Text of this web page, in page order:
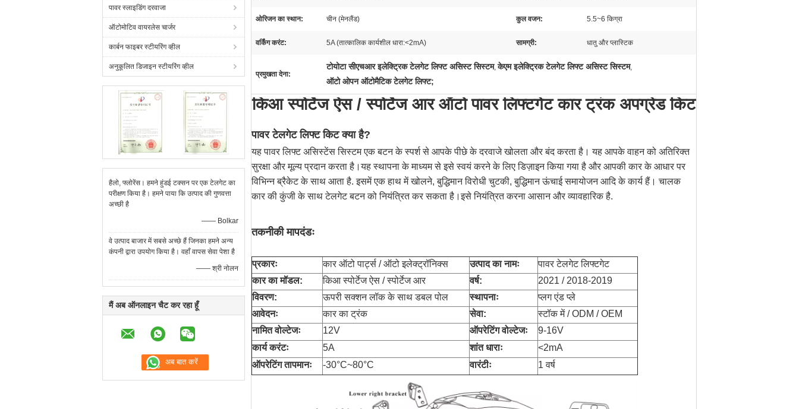
पावर स्लाइडिंग दरवाजा
ऑटोमोटिव वायरलेस चार्जर
कार्बन फाइबर स्टीयरिंग व्हील
अनुकूलित डिजाइन स्टीयरिंग व्हील
हैलो, फ्लोरेंस। हमने हुंडई टक्सन पर एक टेलगेट का
परीक्षण किया है। हमने पाया कि उत्पाद की गुणवत्ता
अच्छी है
—— Bolkar
वे उत्पाद बाजार में सबसे अच्छे हैं जिनका हमने अन्य
कंपनी द्वारा उपयोग किया है। वहाँ वापस सेवा पेशा है
—— श्री नोलन
मैं अब ऑनलाइन चैट कर रहा हूँ
ओरिजन का स्थान: चीन (मेनलैंड) कुल वजन: 5.5~6 किग्रा
वर्किंग करंट: 5A (तात्कालिक कार्यशील धारा:<2mA) सामग्री: धातु और प्लास्टिक
प्रमुखता देना:
टोयोटा सीएचआर इलेक्ट्रिक टेलगेट लिफ्ट असिस्ट सिस्टम,केएम इलेक्ट्रिक टेलगेट लिफ्ट असिस्ट सिस्टम,
ऑटो ओपन ऑटोमैटिक टेलगेट लिफ्ट;
किआ स्पोर्टेज ऐस / स्पोर्टेज आर ऑटो पावर लिफ्टगेट कार ट्रंक अपग्रेड किट
पावर टेलगेट लिफ्ट किट क्या है?
यह पावर लिफ्ट असिस्टेंस सिस्टम एक बटन के स्पर्श से आपके पीछे के दरवाजे खोलता और बंद करता है। यह आपके वाहन को अतिरिक्त
सुरक्षा और मूल्य प्रदान करता है।यह स्थापना के माध्यम से इसे स्वयं करने के लिए डिज़ाइन किया गया है और आपकी कार के आधार पर
विभिन्न ब्रैकेट के साथ आता है. इसमें एक हाथ में खोलने, बुद्धिमान विरोधी चुटकी, बुद्धिमान ऊंचाई समायोजन आदि के कार्य हैं। चालक
कार की कुंजी के साथ टेलगेट बटन को नियंत्रित कर सकता है।इसे नियंत्रित करना आसान और व्यावहारिक है.
तकनीकी मापदंडः
प्रकारः कार ऑटो पार्ट्स / ऑटो इलेक्ट्रॉनिक्स उत्पाद का नामः
पावर टेलगेट लिफ्टगेट
कार का मॉडल:
किआ स्पोर्टेज ऐस / स्पोर्टेज आर वर्ष:
2021 / 2018-2019
विवरण:
ऊपरी सक्शन लॉक के साथ डबल पोल स्थापनाः
प्लग एंड प्ले
आवेदनः
कार का ट्रंक सेवा:
स्टॉक में / ODM / OEM
नामित वोल्टेजः
12V ऑपरेटिंग वोल्टेजः
9-16V
कार्य करंटः
5A शांत धाराः
<2mA
ऑपरेटिंग तापमानः
-30°C~80°C वारंटीः 1 वर्ष